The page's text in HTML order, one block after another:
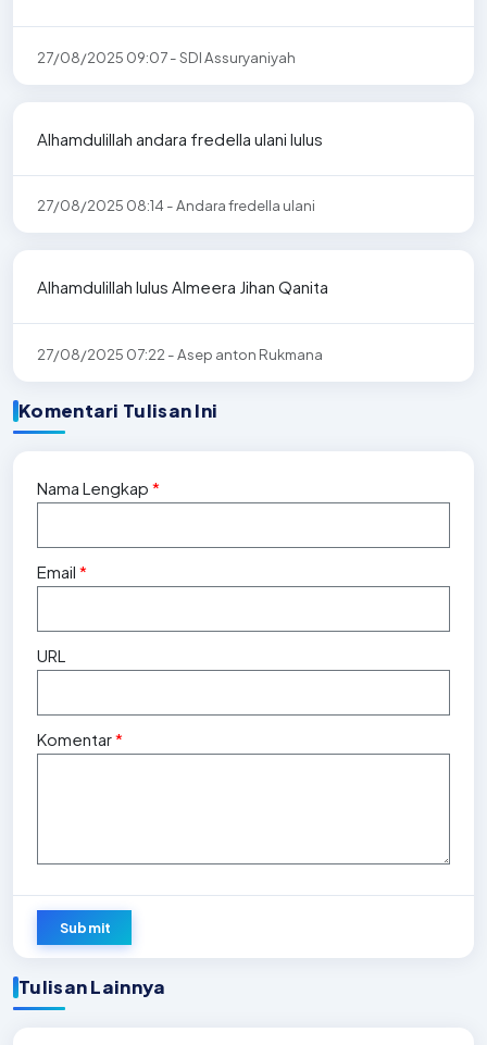
27/08/2025 09:07 - SDI Assuryaniyah
Alhamdulillah andara fredella ulani lulus
27/08/2025 08:14 - Andara fredella ulani
Alhamdulillah lulus Almeera Jihan Qanita
27/08/2025 07:22 - Asep anton Rukmana
Komentari Tulisan Ini
Nama Lengkap*
Email*
URL
Komentar*
Submit
Tulisan Lainnya